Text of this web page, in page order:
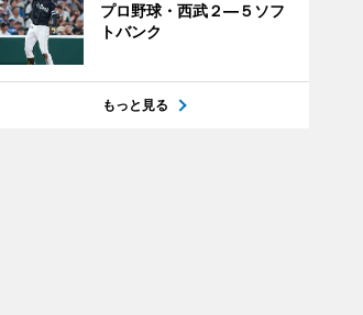
プロ野球・西武２―５ソフ
トバンク
もっと見る